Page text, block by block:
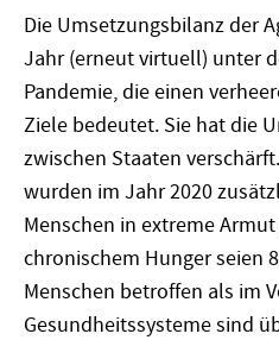
Die Umsetzungsbilanz der
Jahr (erneut virtuell) unter
Pandemie, die einen
Ziele bedeutet. Sie hat die
zwischen Staaten
wurden im Jahr 2020
Menschen in extreme
chronischem Hunger seien
Menschen betroffen als im
Gesundheitssysteme sind